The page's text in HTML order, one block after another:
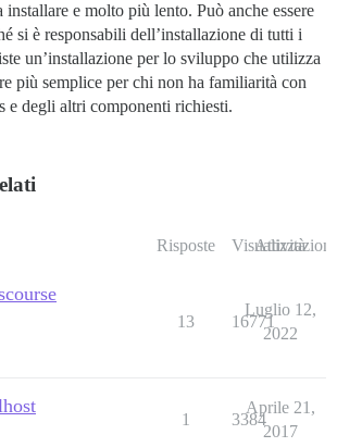
e molto più lento. Può anche essere
si è responsabili dell’installazione di tutti i
un’installazione per lo sviluppo che utilizza
più semplice per chi non ha familiarità con
e degli altri componenti richiesti.
Risposte Visualizzazioni
Attività
13 16771
Luglio 12,
2022
1 3384
Aprile 21,
2017